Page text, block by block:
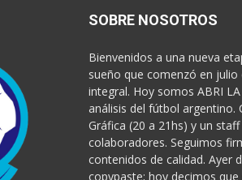
SOBRE NOSOTROS
Bienvenidos a una nueva
sueño que comenzó en
integral. Hoy somos ABRI
análisis del fútbol argentino.
Gráfica (20 a 21hs) y un
colaboradores. Seguimos
contenidos de calidad. Ayer
copypaste; hoy decimos